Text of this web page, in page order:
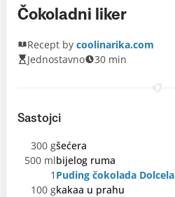
Čokoladni liker
Recept by coolinarika.com
Jednostavno
30 min
Sastojci
300 gšećera
500 mlbijelog ruma
1 Puding čokolada Dolcela
100 gkakaa u prahu